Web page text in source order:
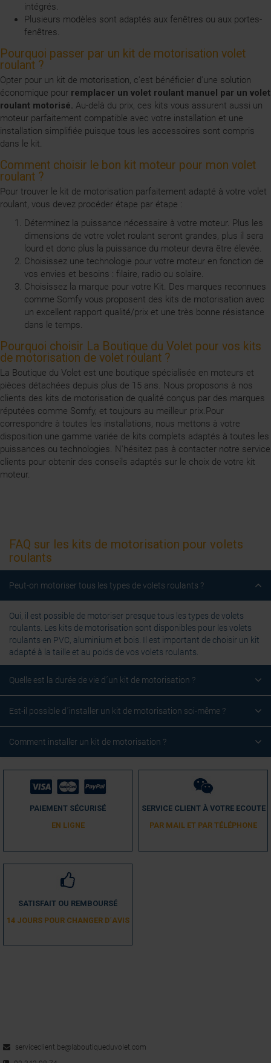
intégrés.
Plusieurs modèles sont adaptés aux fenêtres ou aux portes-
fenêtres.
Pourquoi passer par un kit de motorisation volet
roulant ?
Opter pour un kit de motorisation, c'est bénéficier d'une solution
économique pour remplacer un volet roulant manuel par un volet
roulant motorisé. Au-delà du prix, ces kits vous assurent aussi un
moteur parfaitement compatible avec votre installation et une
installation simplifiée puisque tous les accessoires sont compris
dans le kit.
Comment choisir le bon kit moteur pour mon volet
roulant ?
Pour trouver le kit de motorisation parfaitement adapté à votre volet
roulant, vous devez procéder étape par étape :
Déterminez la puissance nécessaire à votre moteur. Plus les
dimensions de votre volet roulant seront grandes, plus il sera
lourd et donc plus la puissance du moteur devra être élevée.
Choisissez une technologie pour votre moteur en fonction de
vos envies et besoins : filaire, radio ou solaire.
Choisissez la marque pour votre Kit. Des marques reconnues
comme Somfy vous proposent des kits de motorisation avec
un excellent rapport qualité/prix et une très bonne résistance
dans le temps.
Pourquoi choisir La Boutique du Volet pour vos kits
de motorisation de volet roulant ?
La Boutique du Volet est une boutique spécialisée en moteurs et
pièces détachées depuis plus de 15 ans. Nous proposons à nos
clients des kits de motorisation de qualité conçus par des marques
réputées comme Somfy, et toujours au meilleur prix.Pour
correspondre à toutes les installations, nous mettons à votre
disposition une gamme variée de kits complets adaptés à toutes les
puissances ou technologies. N'hésitez pas à contacter notre service
clients pour obtenir des conseils adaptés sur le choix de votre kit
moteur.
FAQ sur les kits de motorisation pour volets
roulants
Peut-on motoriser tous les types de volets roulants ?
Oui, il est possible de motoriser presque tous les types de volets
roulants. Les kits de motorisation sont disponibles pour les volets
roulants en PVC, aluminium et bois. Il est important de choisir un kit
adapté à la taille et au poids de vos volets roulants.
Quelle est la durée de vie d´un kit de motorisation ?
Est-il possible d´installer un kit de motorisation soi-même ?
Comment installer un kit de motorisation ?
PAIEMENT SÉCURISÉ
EN LIGNE
SERVICE CLIENT À VOTRE ECOUTE
PAR MAIL ET PAR TÉLÉPHONE
SATISFAIT OU REMBOURSÉ
14 JOURS POUR CHANGER D´AVIS
serviceclient.be@laboutiqueduvolet.com